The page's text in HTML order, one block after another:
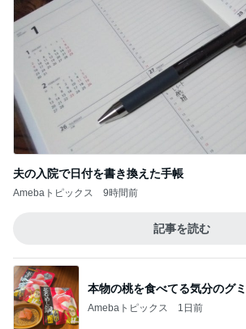
夫の入院で日付を書き換えた手帳
Amebaトピックス 9時間前
記事を読む
本物の桃を食べてる気分のグミ
Amebaトピックス 1日前